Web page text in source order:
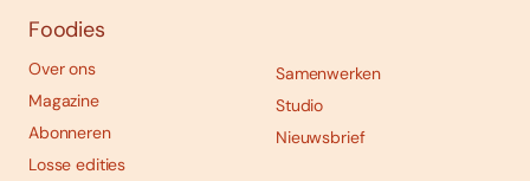
Foodies
Over ons
Magazine
Abonneren
Losse edities
Samenwerken
Studio
Nieuwsbrief